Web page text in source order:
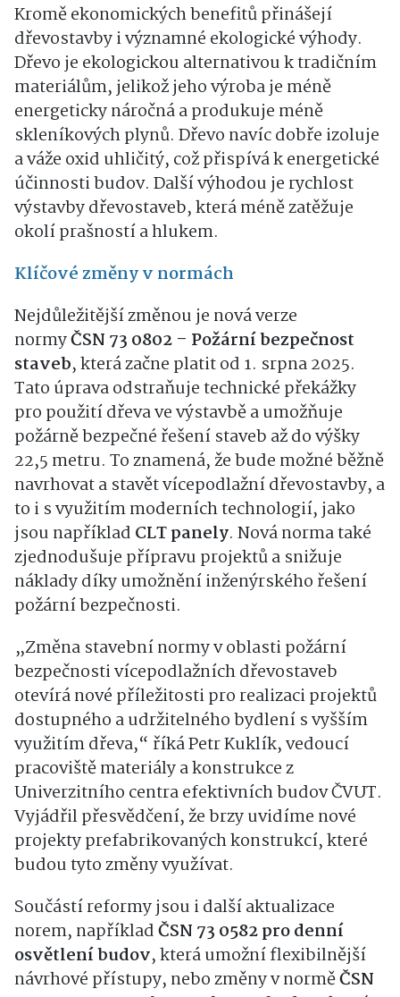
Kromě ekonomických benefitů přinášejí
dřevostavby i významné ekologické výhody.
Dřevo je ekologickou alternativou k tradičním
materiálům, jelikož jeho výroba je méně
energeticky náročná a produkuje méně
skleníkových plynů. Dřevo navíc dobře izoluje
a váže oxid uhličitý, což přispívá k energetické
účinnosti budov. Další výhodou je rychlost
výstavby dřevostaveb, která méně zatěžuje
okolí prašností a hlukem.
Klíčové změny v normách
Nejdůležitější změnou je nová verze
normyČSN 73 0802 – Požární bezpečnost
staveb, která začne platit od 1. srpna 2025.
Tato úprava odstraňuje technické překážky
pro použití dřeva ve výstavbě a umožňuje
požárně bezpečné řešení staveb až do výšky
22,5 metru. To znamená, že bude možné běžně
navrhovat a stavět vícepodlažní dřevostavby, a
to i s využitím moderních technologií, jako
jsou například CLT panely. Nová norma také
zjednodušuje přípravu projektů a snižuje
náklady díky umožnění inženýrského řešení
požární bezpečnosti.
„Změna stavební normy v oblasti požární
bezpečnosti vícepodlažních dřevostaveb
otevírá nové příležitosti pro realizaci projektů
dostupného a udržitelného bydlení s vyšším
využitím dřeva,“ říká Petr Kuklík, vedoucí
pracoviště materiály a konstrukce z
Univerzitního centra efektivních budov ČVUT.
Vyjádřil přesvědčení, že brzy uvidíme nové
projekty prefabrikovaných konstrukcí, které
budou tyto změny využívat.
Součástí reformy jsou i další aktualizace
norem, napříkladČSN 73 0582 pro denní
osvětlení budov, která umožní flexibilnější
návrhové přístupy, nebo změny v norměČSN